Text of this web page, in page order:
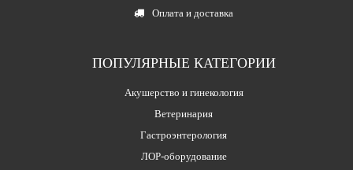
Оплата и доставка
ПОПУЛЯРНЫЕ КАТЕГОРИИ
Акушерство и гинекология
Ветеринария
Гастроэнтерология
ЛОР-оборудование